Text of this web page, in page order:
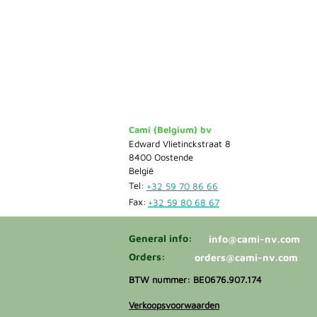
Cami (Belgium) bv
Edward Vlietinckstraat 8
8400 Oostende
België
Tel: +32 59 70 86 66
Fax: +32 59 80 68 67
General info:
info@cami-nv.com
Orders:
orders@cami-nv.com
BTW nummer: BE0676.907.174
Verkoopsvoorwaarden